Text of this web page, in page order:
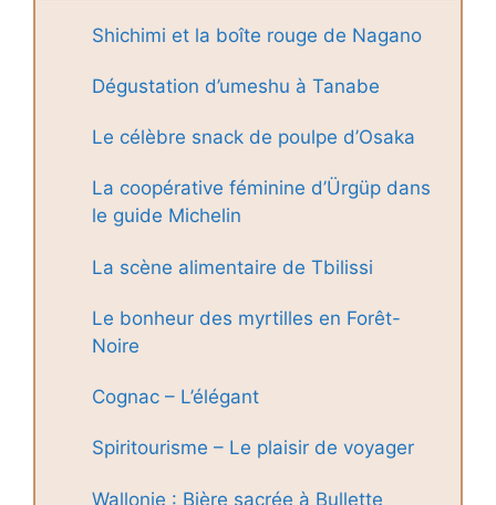
Shichimi et la boîte rouge de Nagano
Dégustation d’umeshu à Tanabe
Le célèbre snack de poulpe d’Osaka
La coopérative féminine d’Ürgüp dans
le guide Michelin
La scène alimentaire de Tbilissi
Le bonheur des myrtilles en Forêt-
Noire
Cognac – L’élégant
Spiritourisme – Le plaisir de voyager
Wallonie : Bière sacrée à Bullette